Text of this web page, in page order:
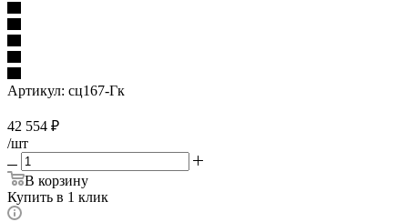
Артикул: сц167-Гк
42 554 ₽
/шт
В корзину
Купить в 1 клик